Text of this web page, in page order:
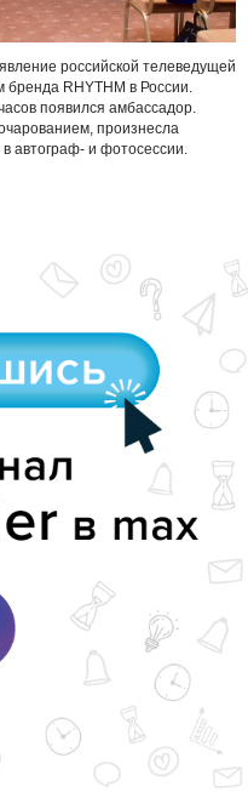
российской телеведущей
RHYTHM в России.
появился амбассадор.
произнесла
автограф- и фотосессии.